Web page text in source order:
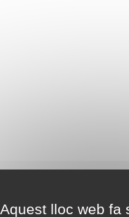
Aquest lloc web fa